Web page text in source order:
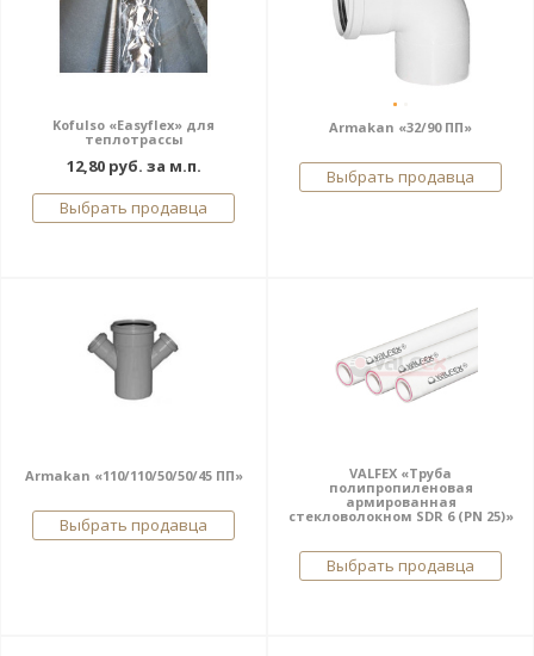
Kofulso «Easyflex» для
теплотрассы
12,80 руб. за м.п.
Выбрать продавца
Armakan «32/90 ПП»
Выбрать продавца
Armakan «110/110/50/50/45 ПП»
Выбрать продавца
VALFEX «Труба
полипропиленовая
армированная
стекловолокном SDR 6 (PN 25)»
Выбрать продавца